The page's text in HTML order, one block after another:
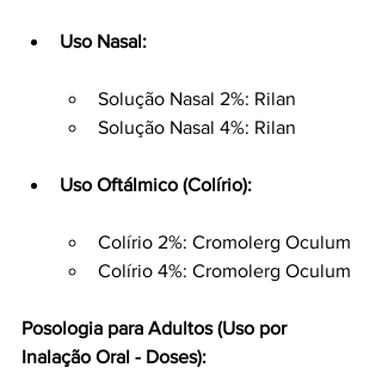
Uso Nasal:
Solução Nasal 2%: Rilan
Solução Nasal 4%: Rilan
Uso Oftálmico (Colírio):
Colírio 2%: Cromolerg Oculum
Colírio 4%: Cromolerg Oculum
Posologia para Adultos (Uso por
Inalação Oral - Doses):